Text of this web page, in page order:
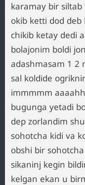
karamay bir
okib ketti dod
chikib ketay dedi
bolajonim boldi
adashmasam 1 2
sal koldide
immmmm
bugunga yetadi
dep zorlandim
sohotcha kidi va
obshi bir
sikaninj kegin
kelgan ekan u